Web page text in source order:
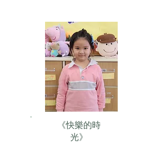
《快樂的時
光》